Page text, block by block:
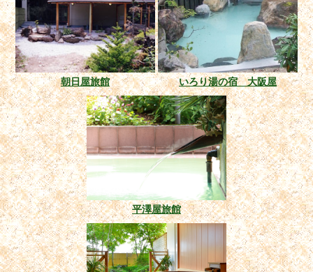
朝日屋旅館 いろり湯の宿 大阪屋
平澤屋旅館